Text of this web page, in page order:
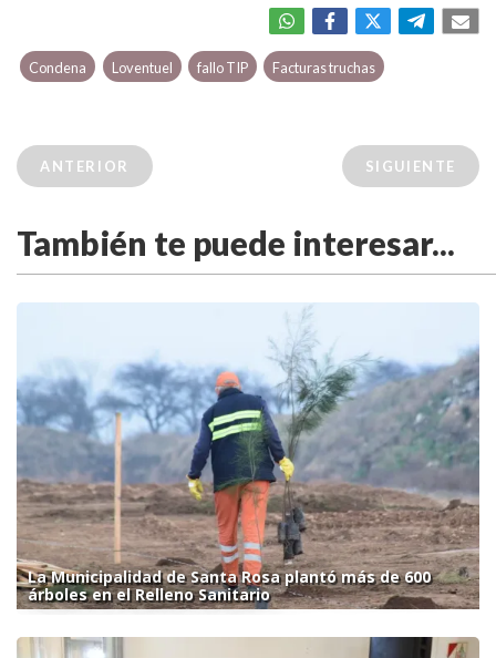
Condena Loventuel fallo TIP Facturas truchas
ANTERIOR SIGUIENTE
También te puede interesar...
La Municipalidad de Santa Rosa plantó más de 600
árboles en el Relleno Sanitario